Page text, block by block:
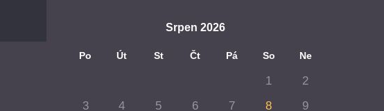
Srpen 2026
Po Út St Čt Pá So Ne
1
2
3
4 5 6 7 8
9